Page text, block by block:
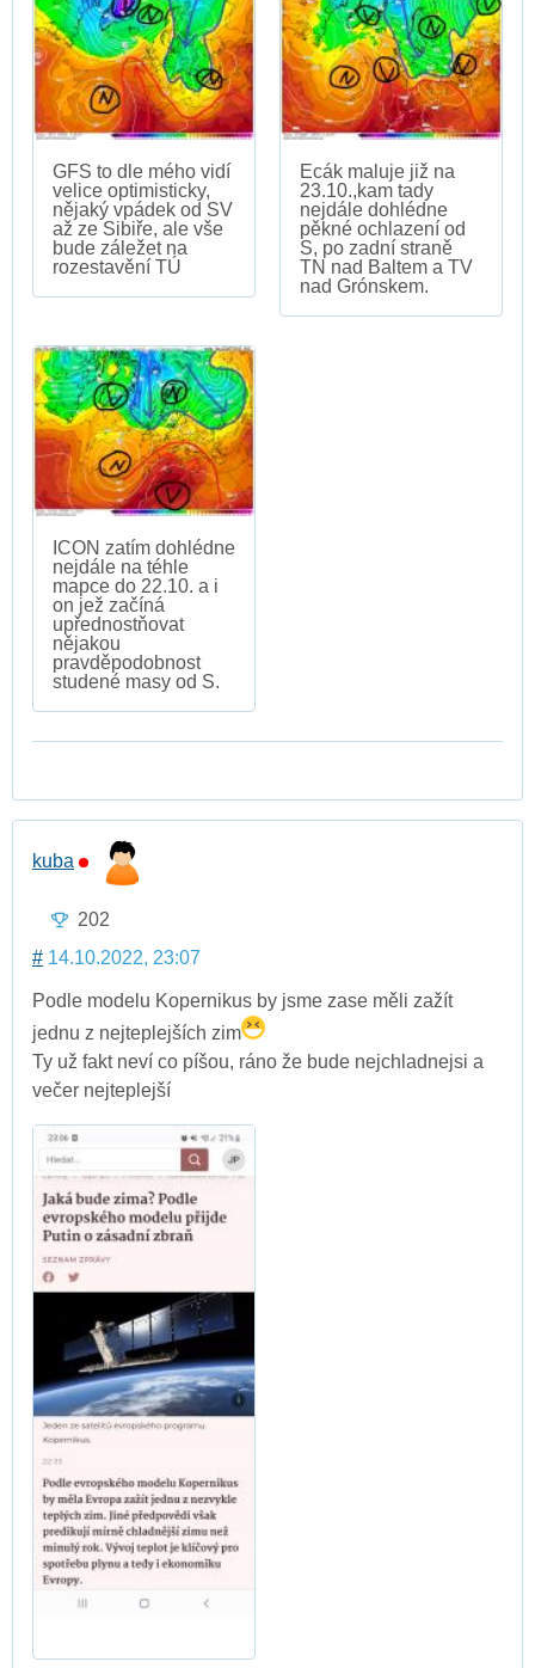
GFS to dle mého vidí
velice optimisticky,
nějaký vpádek od SV
až ze Sibiře, ale vše
bude záležet na
rozestavění TÚ
Ecák maluje již na
23.10.,kam tady
nejdále dohlédne
pěkné ochlazení od
S, po zadní straně
TN nad Baltem a TV
nad Grónskem.
ICON zatím dohlédne
nejdále na téhle
mapce do 22.10. a i
on jež začíná
upřednostňovat
nějakou
pravděpodobnost
studené masy od S.
kuba
202
# 14.10.2022, 23:07
Podle modelu Kopernikus by jsme zase měli zažít
jednu z nejteplejších zim
Ty už fakt neví co píšou, ráno že bude nejchladnejsi a
večer nejteplejší